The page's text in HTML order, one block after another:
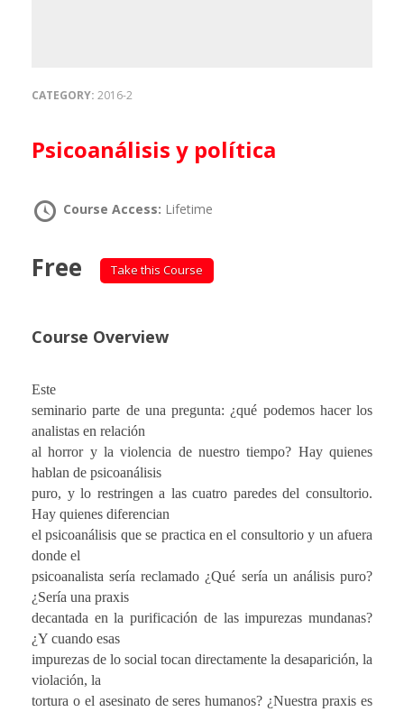
CATEGORY: 2016-2
Psicoanálisis y política
Course Access: Lifetime
Free Take this Course
Course Overview
Este
seminario parte de una pregunta: ¿qué podemos hacer los
analistas en relación
al horror y la violencia de nuestro tiempo? Hay quienes
hablan de psicoanálisis
puro, y lo restringen a las cuatro paredes del consultorio.
Hay quienes diferencian
el psicoanálisis que se practica en el consultorio y un afuera
donde el
psicoanalista sería reclamado ¿Qué sería un análisis puro?
¿Sería una praxis
decantada en la purificación de las impurezas mundanas?
¿Y cuando esas
impurezas de lo social tocan directamente la desaparición, la
violación, la
tortura o el asesinato de seres humanos? ¿Nuestra praxis es